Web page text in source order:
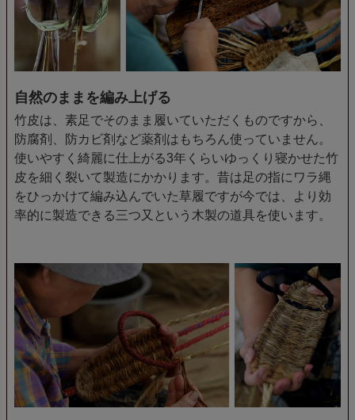
自然のままを編み上げる
竹皮は、素足でそのまま履いていただくものですから、
防腐剤、防カビ剤など薬剤はもちろん使っていません。
使いやすく綺麗に仕上がる3年くらいゆっくり寝かせた竹
皮を細く裂いて製造にかかります。昔は足の指にワラ縄
をひっかけて編み込んでいた草履ですが今では、より効
率的に製造できる三つ又という木製の道具を使います。